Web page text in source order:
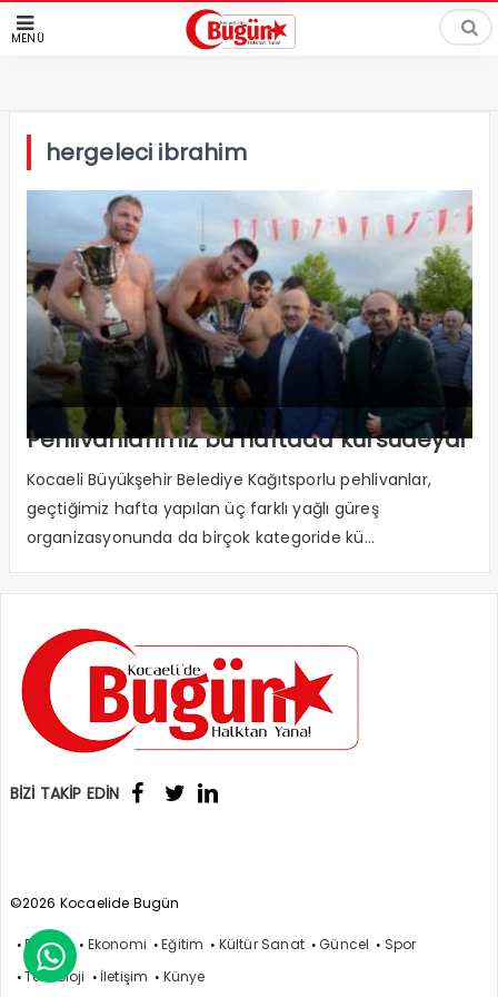
MENÜ
hergeleci ibrahim
Pehlivanlarımız bu haftada kürsüdeydi
Kocaeli Büyükşehir Belediye Kağıtsporlu pehlivanlar,
geçtiğimiz hafta yapılan üç farklı yağlı güreş
organizasyonunda da birçok kategoride kü...
BİZİ TAKİP EDİN
©2026 Kocaelide Bugün
Politika Ekonomi Eğitim Kültür Sanat Güncel
Spor
Teknoloji
İletişim Künye
